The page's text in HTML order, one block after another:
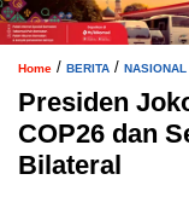
Home / BERITA / NASIONAL
Presiden
COP26 dan
Bilateral